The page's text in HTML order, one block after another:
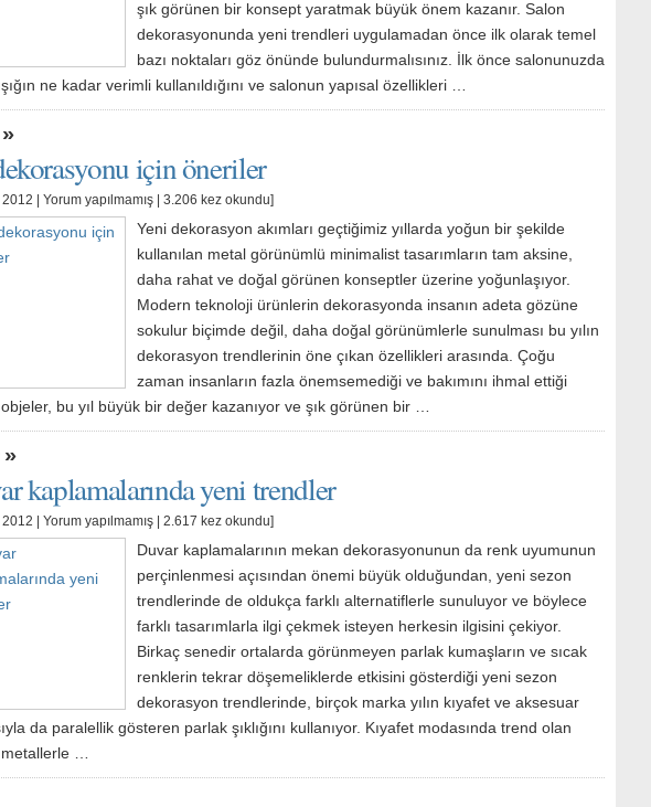
şık görünen bir konsept yaratmak büyük önem kazanır. Salon
dekorasyonunda yeni trendleri uygulamadan önce ilk olarak temel
bazı noktaları göz önünde bulundurmalısınız. İlk önce salonunuzda
ne kadar verimli kullanıldığını ve salonun yapısal özellikleri …
için öneriler
| Yorum yapılmamış | 3.206 kez okundu]
Yeni dekorasyon akımları geçtiğimiz yıllarda yoğun bir şekilde
kullanılan metal görünümlü minimalist tasarımların tam aksine,
daha rahat ve doğal görünen konseptler üzerine yoğunlaşıyor.
Modern teknoloji ürünlerin dekorasyonda insanın adeta gözüne
sokulur biçimde değil, daha doğal görünümlerle sunulması bu yılın
dekorasyon trendlerinin öne çıkan özellikleri arasında. Çoğu
zaman insanların fazla önemsemediği ve bakımını ihmal ettiği
bu yıl büyük bir değer kazanıyor ve şık görünen bir …
kaplamalarında yeni trendler
| Yorum yapılmamış | 2.617 kez okundu]
Duvar kaplamalarının mekan dekorasyonunun da renk uyumunun
perçinlenmesi açısından önemi büyük olduğundan, yeni sezon
trendlerinde de oldukça farklı alternatiflerle sunuluyor ve böylece
farklı tasarımlarla ilgi çekmek isteyen herkesin ilgisini çekiyor.
Birkaç senedir ortalarda görünmeyen parlak kumaşların ve sıcak
renklerin tekrar döşemeliklerde etkisini gösterdiği yeni sezon
dekorasyon trendlerinde, birçok marka yılın kıyafet ve aksesuar
da paralellik gösteren parlak şıklığını kullanıyor. Kıyafet modasında trend olan
…